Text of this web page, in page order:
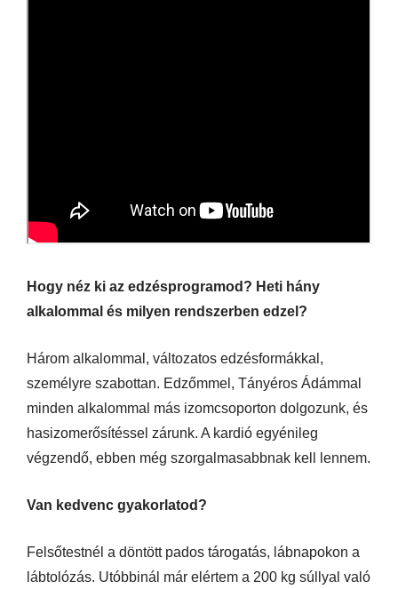
Hogy néz ki az edzésprogramod? Heti hány
alkalommal és milyen rendszerben edzel?
Három alkalommal, változatos edzésformákkal,
személyre szabottan. Edzőmmel, Tányéros Ádámmal
minden alkalommal más izomcsoporton dolgozunk, és
hasizomerősítéssel zárunk. A kardió egyénileg
végzendő, ebben még szorgalmasabbnak kell lennem.
Van kedvenc gyakorlatod?
Felsőtestnél a döntött pados tárogatás, lábnapokon a
lábtolózás. Utóbbinál már elértem a 200 kg súllyal való